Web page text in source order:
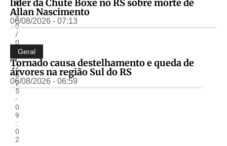
a
-
3
0
/
0
6
/
2
0
2
5
-
0
9
:
0
2
líder da Chute Boxe no RS sobre morte de
Allan Nascimento
06/08/2026 - 07:13
Geral
Tornado causa destelhamento e queda de
árvores na região Sul do RS
06/08/2026 - 06:59